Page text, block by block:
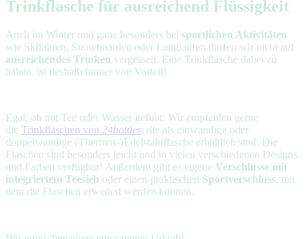
Trinkflasche für ausreichend Flüssigkeit
Auch im Winter und ganz besonders bei sportlichen Aktivitäten
wie Skifahren, Snowboarden oder Langlaufen dürfen wir nicht auf
ausreichendes Trinken vergessen. Eine Trinkflasche dabei zu
haben, ist deshalb immer von Vorteil!
Egal, ob mit Tee oder Wasser gefüllt: Wir empfehlen gerne
die Trinkflaschen von 24bottles, die als einwandige oder
doppelwandige (Thermos-)Edelstahlflasche erhältlich sind. Die
Flaschen sind besonders leicht und in vielen verschiedenen Designs
und Farben verfügbar! Außerdem gibt es eigene Verschlüsse mit
integriertem Teesieb oder einen praktischen Sportverschluss, mit
dem die Flaschen erweitert werden können.